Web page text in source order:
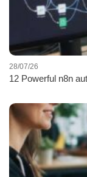
12 Powerful n8n
28/07/26